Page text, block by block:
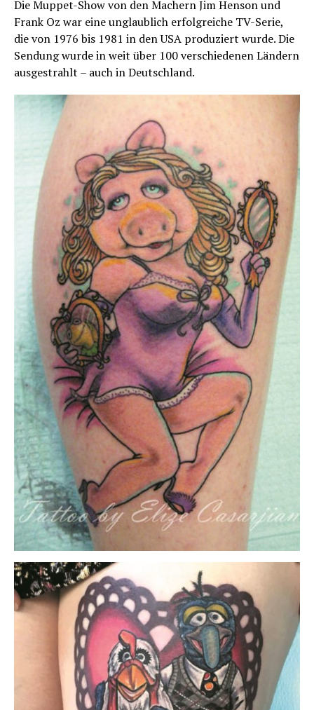
Die Muppet-Show von den Machern Jim Henson und
Frank Oz war eine unglaublich erfolgreiche TV-Serie,
die von 1976 bis 1981 in den USA produziert wurde. Die
Sendung wurde in weit über 100 verschiedenen Ländern
ausgestrahlt – auch in Deutschland.